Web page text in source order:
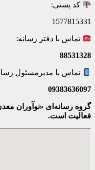
کد پستی:
1577815331
تماس با دفتر رسانه:
88531328
تماس با مدیرمسئول
09383636097
گروه رسانه‌ای «نوآوران
فعالیت است.